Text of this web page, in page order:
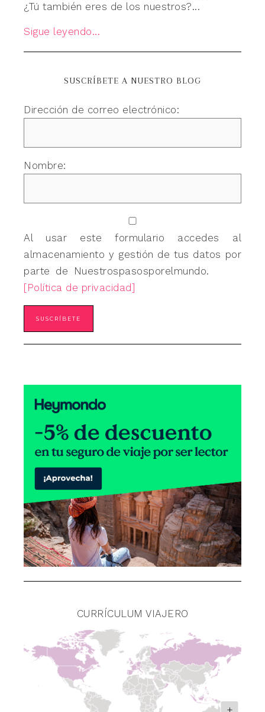
¿Tú también eres de los nuestros?...
Sigue leyendo...
SUSCRÍBETE A NUESTRO BLOG
Dirección de correo electrónico:
Nombre:
Al usar este formulario accedes al
almacenamiento y gestión de tus datos por
parte de Nuestrospasosporelmundo.
[Política de privacidad]
CURRÍCULUM VIAJERO